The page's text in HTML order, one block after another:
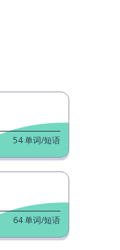
54单词/短语
64单词/短语